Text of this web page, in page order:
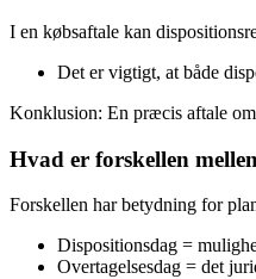
I en købsaftale kan
Det er vigtigt, at både
Konklusion: En præcis aftale
Hvad er forskellen
Forskellen har betydning for
Dispositionsdag =
Overtagelsesdag = det